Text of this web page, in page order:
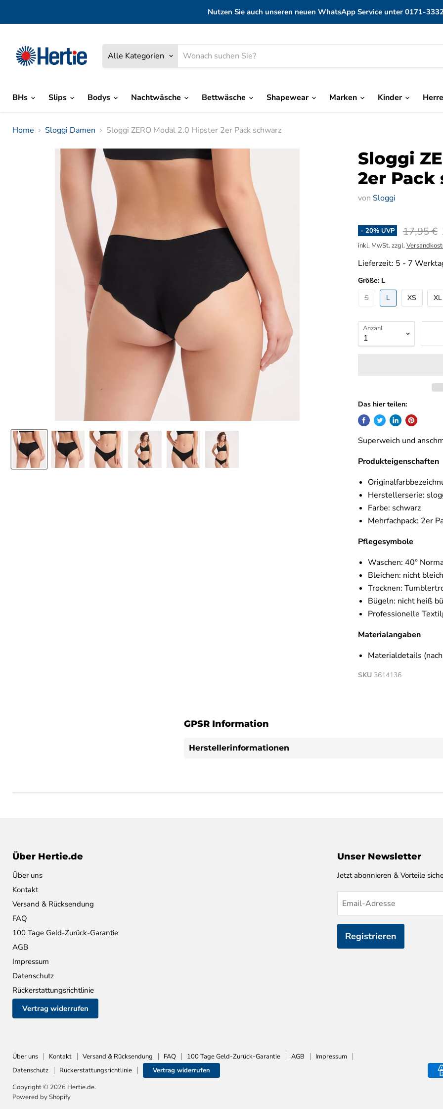
Nutzen Sie auch unseren neuen WhatsApp Service unter 0171-
Alle Kategorien
BHs Slips Bodys Nachtwäsche Bettwäsche Shapewear Marken Kinder
Home Sloggi Damen Sloggi ZERO Modal 2.0 Hipster 2er Pack schwarz
Sloggi
2er Pack
von Sloggi
- 20% UVP 17,95 €
inkl. MwSt. zzgl.
Lieferzeit: 5 - 7
Größe: L
S
L XS XL
Anzahl
Das hier teilen:
Superweich und
Produkteigenschaften
Herstellerserie:
Farbe: schwarz
Mehrfachpack: 2er
Pflegesymbole
Waschen: 40°
Bleichen: nicht
Trocknen:
Bügeln: nicht heiß
Professionelle
Materialangaben
Materialdetails
SKU 3614136
GPSR Information
Herstellerinformationen
Über Hertie.de
Über uns
Kontakt
Versand & Rücksendung
FAQ
100 Tage Geld-Zurück-Garantie
AGB
Impressum
Datenschutz
Rückerstattungsrichtlinie
Vertrag widerrufen
Unser Newsletter
Jetzt abonnieren & Vorteile
Email-Adresse
Registrieren
Über uns Kontakt Versand & Rücksendung FAQ 100 Tage Geld-Zurück-Garantie AGB
Impressum
Datenschutz
Rückerstattungsrichtlinie
Vertrag widerrufen
Copyright © 2026 Hertie.de.
Powered by Shopify